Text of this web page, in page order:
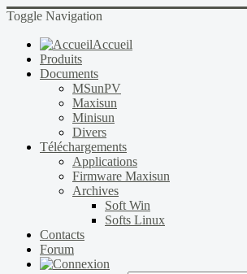
Toggle Navigation
Accueil
Produits
Documents
MSunPV
Maxisun
Minisun
Divers
Téléchargements
Applications
Firmware Maxisun
Archives
Soft Win
Softs Linux
Contacts
Forum